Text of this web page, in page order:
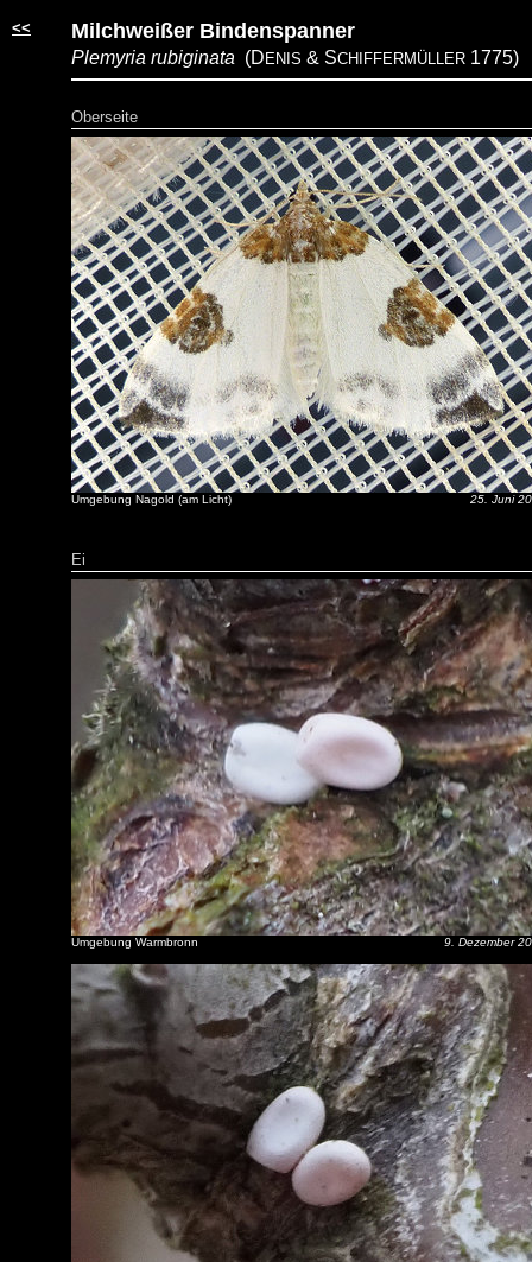
<< Milchweißer Bindenspanner
Plemyria rubiginata (D ENIS & SCHIFFERMÜLLER 1775)
Oberseite
Umgebung Nagold (am Licht) 25. Juni
Ei
Umgebung Warmbronn 9. Dezember